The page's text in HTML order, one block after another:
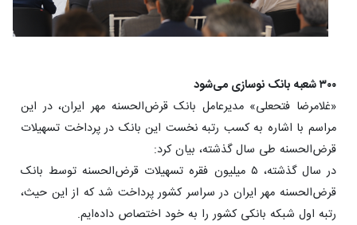
۳۰۰ شعبه بانک نوسازی می‌شود
«غلامرضا فتحعلی» مدیرعامل بانک قرض‌الحسنه مهر ایران، در این
مراسم با اشاره به کسب رتبه نخست این بانک در پرداخت تسهیلات
قرض‌الحسنه طی سال گذشته، بیان کرد:
در سال گذشته، ۵ میلیون فقره تسهیلات قرض‌الحسنه توسط بانک
قرض‌الحسنه مهر ایران در سراسر کشور پرداخت شد که از این حیث،
رتبه اول شبکه بانکی کشور را به خود اختصاص داده‌ایم.